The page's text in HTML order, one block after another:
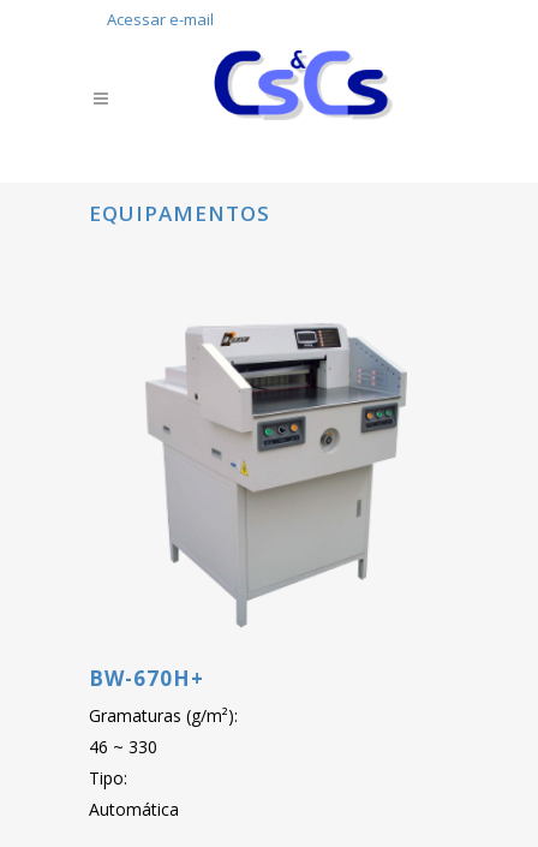
Acessar e-mail
EQUIPAMENTOS
BW-670H+
Gramaturas (g/m²):
46 ~ 330
Tipo:
Automática